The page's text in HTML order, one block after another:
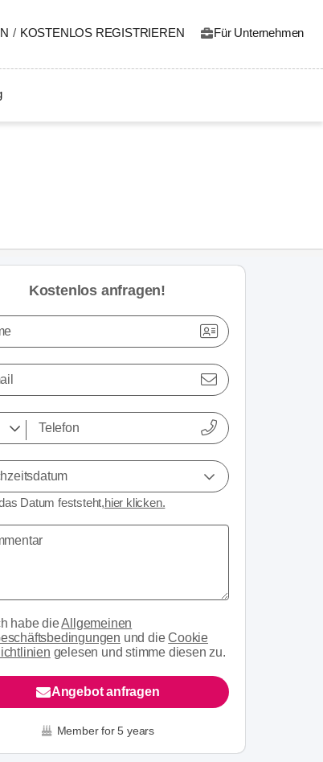
/ KOSTENLOS REGISTRIEREN Für Unternehmen
Kostenlos anfragen!
Datum feststeht,hier klicken.
habe dieAllgemeinen
und dieCookie
gelesen und stimme diesen zu.
Angebot anfragen
Member for 5 years